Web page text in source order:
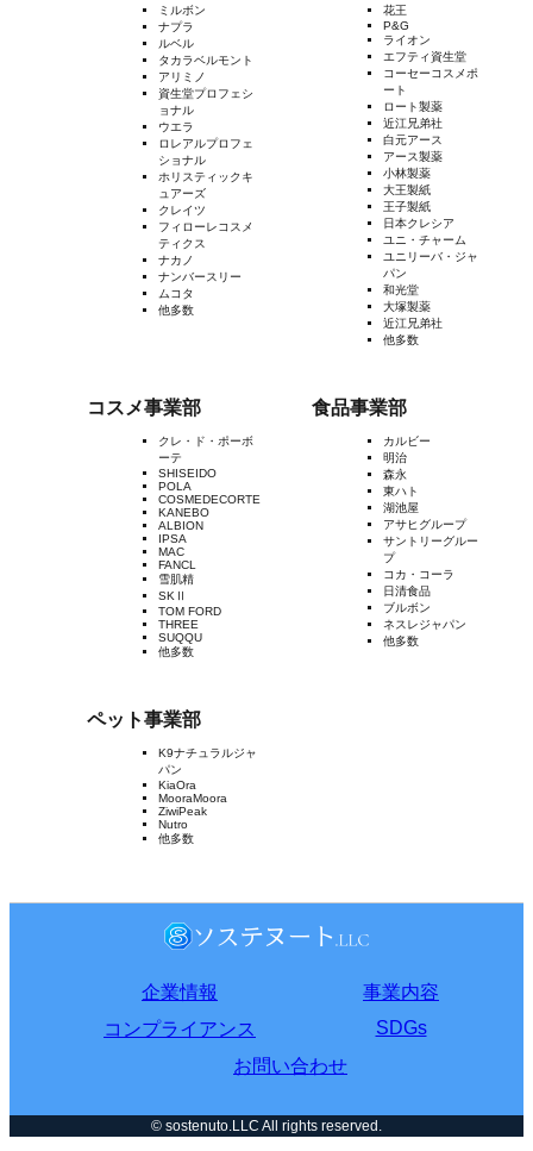
ミルボン
ナプラ
ルベル
タカラベルモント
アリミノ
資生堂プロフェシ
ョナル
ウエラ
ロレアルプロフェ
ショナル
ホリスティックキ
ュアーズ
クレイツ
フィローレコスメ
ティクス
ナカノ
ナンバースリー
ムコタ
他多数
花王
P&G
ライオン
エフティ資生堂
コーセーコスメポ
ート
ロート製薬
近江兄弟社
白元アース
アース製薬
小林製薬
大王製紙
王子製紙
日本クレシア
ユニ・チャーム
ユニリーバ・ジャ
パン
和光堂
大塚製薬
近江兄弟社
他多数
コスメ事業部
クレ・ド・ポーボ
ーテ
SHISEIDO
POLA
COSMEDECORTE
KANEBO
ALBION
IPSA
MAC
FANCL
雪肌精
SKⅡ
TOM FORD
THREE
SUQQU
他多数
食品事業部
カルビー
明治
森永
東ハト
湖池屋
アサヒグループ
サントリーグルー
プ
コカ・コーラ
日清食品
ブルボン
ネスレジャパン
他多数
ペット事業部
K9ナチュラルジャ
パン
KiaOra
MooraMoora
ZiwiPeak
Nutro
他多数
企業情報
事業内容
コンプライアンス
SDGs
お問い合わせ
© sostenuto.LLC All rights reserved.